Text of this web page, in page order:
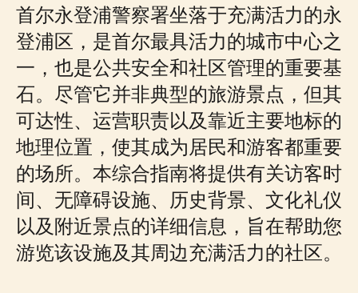
首尔永登浦警察署坐落于充满活力的永
登浦区，是首尔最具活力的城市中心之
一，也是公共安全和社区管理的重要基
石。尽管它并非典型的旅游景点，但其
可达性、运营职责以及靠近主要地标的
地理位置，使其成为居民和游客都重要
的场所。本综合指南将提供有关访客时
间、无障碍设施、历史背景、文化礼仪
以及附近景点的详细信息，旨在帮助您
游览该设施及其周边充满活力的社区。